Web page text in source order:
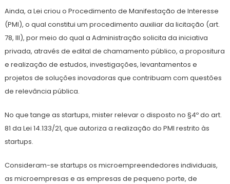
Ainda, a Lei criou o Procedimento de Manifestação de Interesse
(PMI), o qual constitui um procedimento auxiliar da licitação (art.
78, III), por meio do qual a Administração solicita da iniciativa
privada, através de edital de chamamento público, a propositura
e realização de estudos, investigações, levantamentos e
projetos de soluções inovadoras que contribuam com questões
de relevância pública.
No que tange as startups, mister relevar o disposto no §4º do art.
81 da Lei 14.133/21, que autoriza a realização do PMI restrito às
startups.
Consideram-se startups os microempreendedores individuais,
as microempresas e as empresas de pequeno porte, de